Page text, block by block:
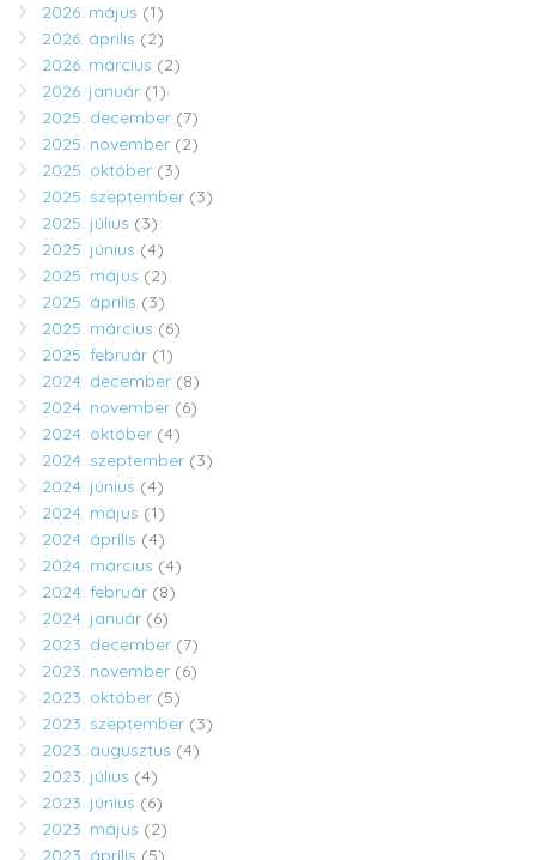
2026. május (1)
2026. április (2)
2026. március (2)
2026. január (1)
2025. december (7)
2025. november (2)
2025. október (3)
2025. szeptember (3)
2025. július (3)
2025. június (4)
2025. május (2)
2025. április (3)
2025. március (6)
2025. február (1)
2024. december (8)
2024. november (6)
2024. október (4)
2024. szeptember (3)
2024. június (4)
2024. május (1)
2024. április (4)
2024. március (4)
2024. február (8)
2024. január (6)
2023. december (7)
2023. november (6)
2023. október (5)
2023. szeptember (3)
2023. augusztus (4)
2023. július (4)
2023. június (6)
2023. május (2)
2023. április (5)